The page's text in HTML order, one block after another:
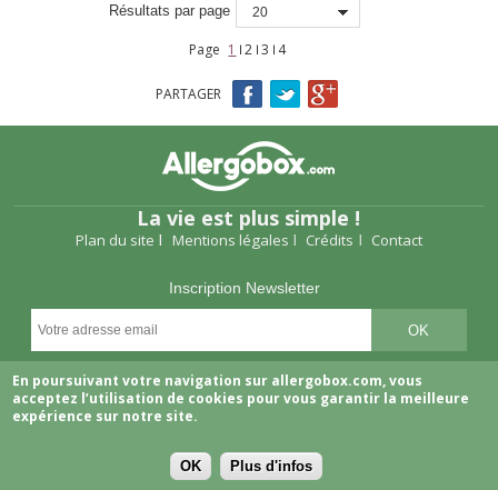
Résultats par page 20
Page 1 2 3 4
PARTAGER
La vie est plus simple !
Plan du site Mentions légales Crédits Contact
Inscription Newsletter
Suivez-nous
Copyright © 2026 Allergobox
En poursuivant votre navigation sur allergobox.com, vous
acceptez l’utilisation de cookies pour vous garantir la meilleure
expérience sur notre site.
OK Plus d'infos